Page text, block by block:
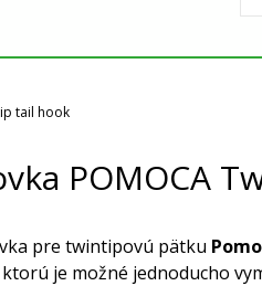
tail hook
POMOCA
pre twintipovú pätku
je možné jednoducho